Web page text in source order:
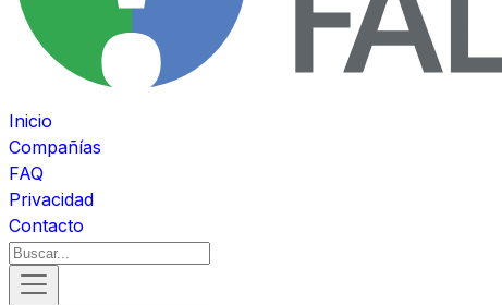
Inicio
Compañías
FAQ
Privacidad
Contacto